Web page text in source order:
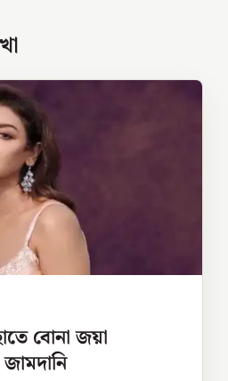
বোনা জয়া